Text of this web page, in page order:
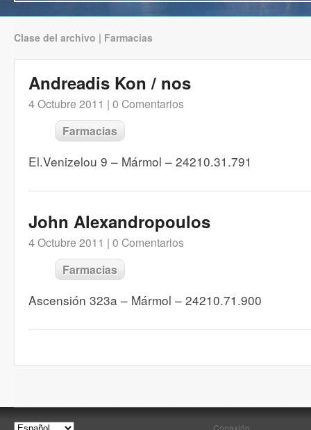
Clase del archivo | Farmacias
Andreadis Kon / nos
4 Octubre 2011 | 0 Comentarios
Farmacias
El.Venizelou 9 – Mármol – 24210.31.791
John Alexandropoulos
4 Octubre 2011 | 0 Comentarios
Farmacias
Ascensión 323a – Mármol – 24210.71.900
Conexión